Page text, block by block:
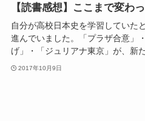
【読書感想】ここまで変わ
自分が高校日本史を学習していた
進んでいました。「プラザ合意」
げ」・「ジュリアナ東京」が、新
2017年10月9日